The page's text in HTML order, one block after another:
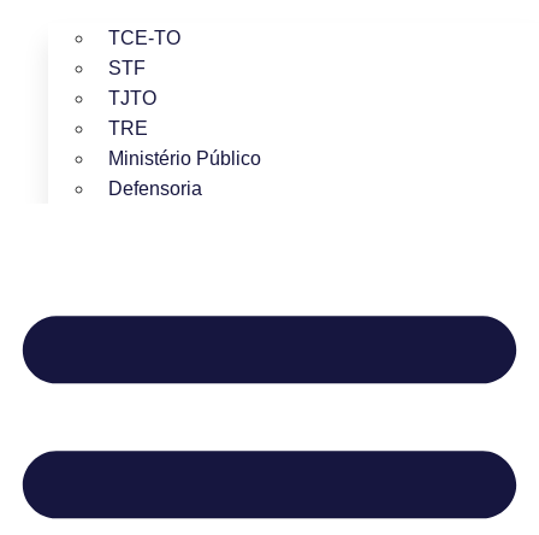
TCE-TO
STF
TJTO
TRE
Ministério Público
Defensoria